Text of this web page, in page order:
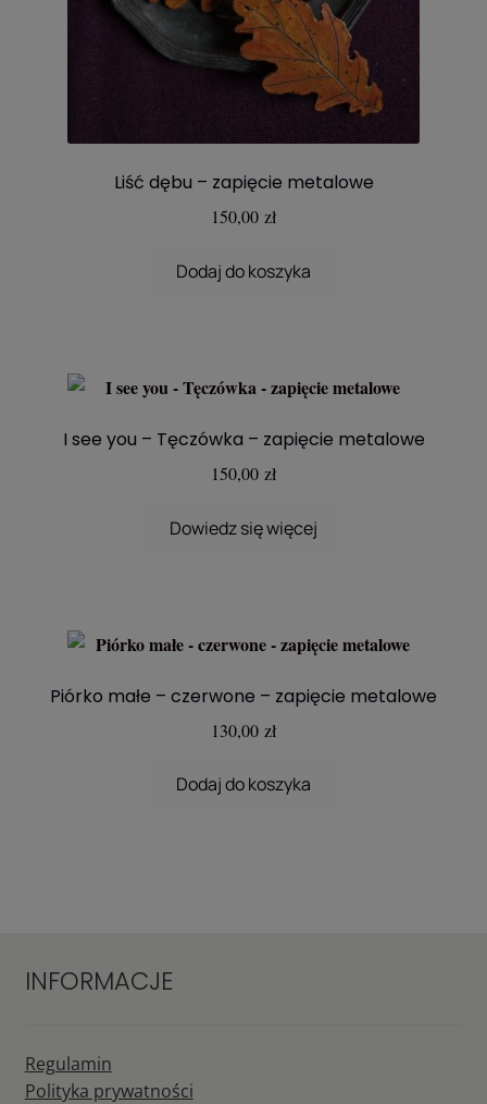
Liść dębu – zapięcie metalowe
150,00 zł
Dodaj do koszyka
I see you – Tęczówka – zapięcie metalowe
150,00 zł
Dowiedz się więcej
Piórko małe – czerwone – zapięcie metalowe
130,00 zł
Dodaj do koszyka
INFORMACJE
Regulamin
Polityka prywatności